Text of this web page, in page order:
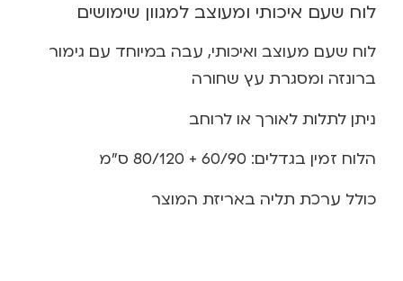
לוח שעם איכותי ומעוצב למגוון שימושים
לוח שעם מעוצב ואיכותי, עבה במיוחד עם גימור
ברונזה ומסגרת עץ שחורה
ניתן לתלות לאורך או לרוחב
הלוח זמין בגדלים: 60/90 + 80/120 ס”מ
כולל ערכת תליה באריזת המוצר